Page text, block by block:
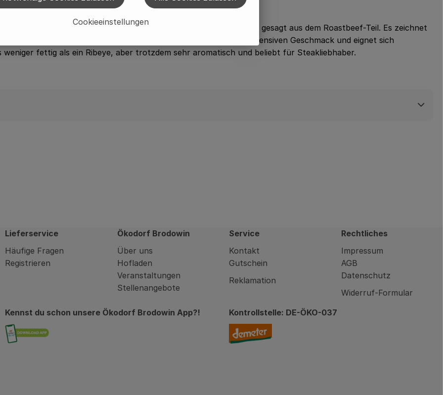
das aus dem hinteren Rückenbereich des Rinds stammt, genauer gesagt aus dem Roastbeef-Teil. Es zeichnet
feste Textur aus. Das Rumpsteak hat einen kräftigen, intensiven Geschmack und eignet sich
fettig als ein Ribeye, aber trotzdem sehr aromatisch und beliebt für Steakliebhaber.
Lieferservice
Häufige Fragen
Registrieren
Ökodorf Brodowin
Über uns
Hofladen
Veranstaltungen
Stellenangebote
Service
Kontakt
Gutschein
Reklamation
Rechtliches
Impressum
AGB
Datenschutz
Widerruf-Formular
Kennst du schon unsere Ökodorf Brodowin App?!
Externer Link zu https://brodowin.de/community/brodowin-app.html
Kontrollstelle: DE-ÖKO-037
Cookieeinstellungen